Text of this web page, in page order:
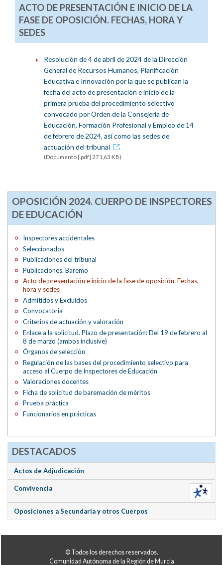
ACTO DE PRESENTACIÓN E INICIO DE LA
FASE DE OPOSICIÓN. FECHAS, HORA Y
SEDES
Resolución de 4 de abril de 2024 de la Dirección
General de Recursos Humanos, Planificación
Educativa e Innovación por la que se publican la
fecha del acto de presentación e inicio de la
primera prueba del procedimiento selectivo
convocado por Orden de la Consejería de
Educación, Formación Profesional y Empleo de 14
de febrero de 2024, así como las sedes de
actuación del tribunal
(Documento [.pdf] 271,63 KB)
OPOSICIÓN 2024. CUERPO DE INSPECTORES
DE EDUCACIÓN
Inspectores accidentales
Seleccionados
Publicaciones del tribunal
Publicaciones. Baremo
Acto de presentación e inicio de la fase de oposición. Fechas,
hora y sedes
Admitidos y Excluidos
Convocatoria
Criterios de actuación y valoración
Enlace a la solicitud. Plazo de presentación: Del 19 de febrero al
8 de marzo (ambos inclusive)
Órganos de selección
Regulación de las bases del procedimiento selectivo para
acceso al Cuerpo de Inspectores de Educación
Valoraciones docentes
Ficha de solicitud de baremación de méritos
Prueba práctica
Funcionarios en prácticas
DESTACADOS
Actos de Adjudicación
Convivencia
Oposiciones a Secundaria y otros Cuerpos
© Todos los derechos reservados.
Comunidad Autónoma de la Región de Murcia